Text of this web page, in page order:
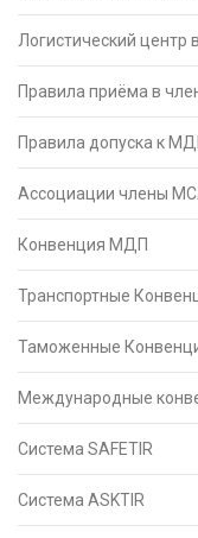
Логистический центр
Правила приёма в
Правила допуска к
Ассоциации члены
Конвенция МДП
Транспортные
Таможенные
Международные
Система SAFETIR
Система ASKTIR